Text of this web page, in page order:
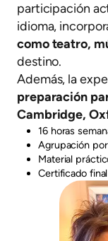
participación
idioma,
como teatro,
destino.
Además, la
preparación
Cambridge,
16 horas
Agrupación
Material
Certificado